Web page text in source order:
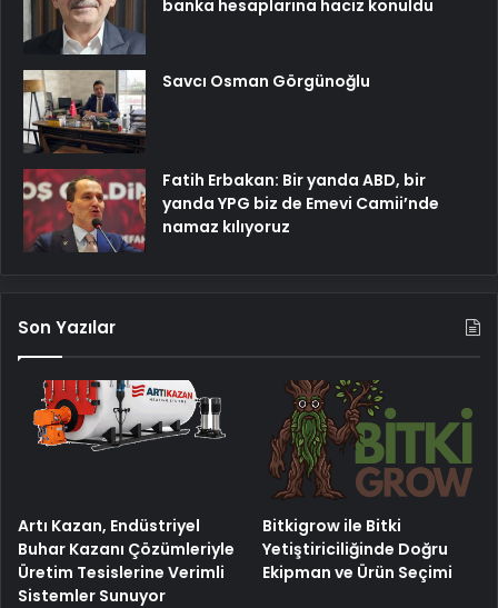
banka hesaplarına haciz konuldu
Savcı Osman Görgünoğlu
Fatih Erbakan: Bir yanda ABD, bir
yanda YPG biz de Emevi Camii’nde
namaz kılıyoruz
Son Yazılar
Artı Kazan, Endüstriyel
Buhar Kazanı Çözümleriyle
Üretim Tesislerine Verimli
Sistemler Sunuyor
Bitkigrow ile Bitki
Yetiştiriciliğinde Doğru
Ekipman ve Ürün Seçimi